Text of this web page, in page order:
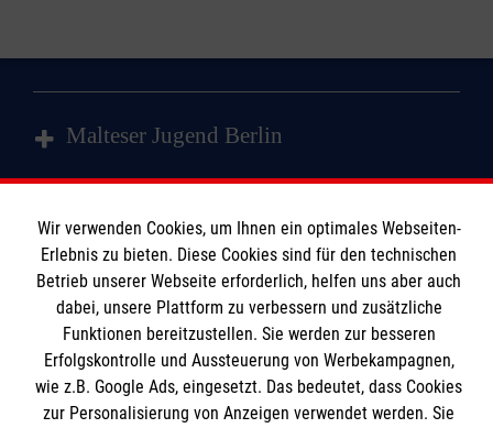
Malteser Jugend Berlin
Schulklimapaten
Informationen
Kontakt
Impressum
Datenschutz
Malteser online
Wir verwenden Cookies, um Ihnen ein optimales Webseiten-
Erlebnis zu bieten. Diese Cookies sind für den technischen
Betrieb unserer Webseite erforderlich, helfen uns aber auch
dabei, unsere Plattform zu verbessern und zusätzliche
Funktionen bereitzustellen. Sie werden zur besseren
Erfolgskontrolle und Aussteuerung von Werbekampagnen,
wie z.B. Google Ads, eingesetzt. Das bedeutet, dass Cookies
zur Personalisierung von Anzeigen verwendet werden. Sie